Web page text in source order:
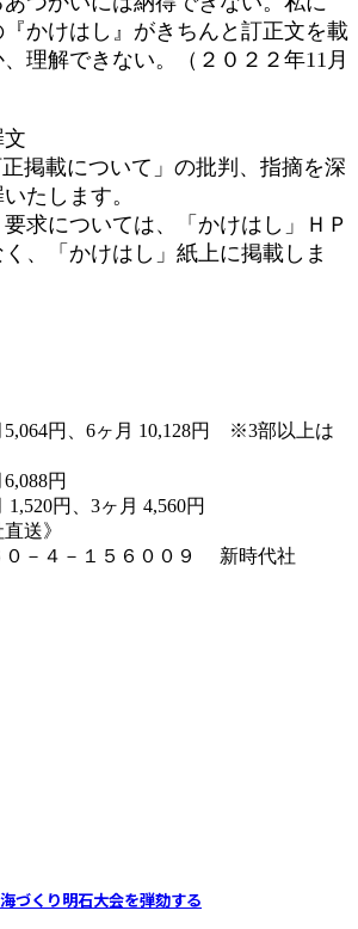
かけはし』がきちんと訂正文を載
理解できない。（２０２２年11月
掲載について」の批判、指摘を深
たします。
求については、「かけはし」ＨＰ
く、「かけはし」紙上に掲載しま
5,064円、6ヶ月 10,128円 ※3部以上は
円
1,520円、3ヶ月 4,560円
送》
－４－１５６００９ 新時代社
づくり明石大会を弾劾する